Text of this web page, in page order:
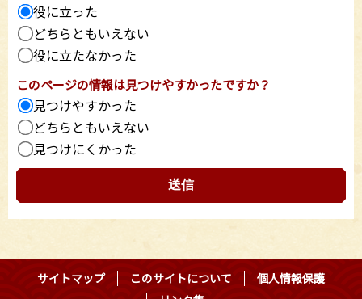
役に立った
どちらともいえない
役に立たなかった
このページの情報は見つけやすかったですか？
見つけやすかった
どちらともいえない
見つけにくかった
サイトマップ このサイトについて
個人情報保護